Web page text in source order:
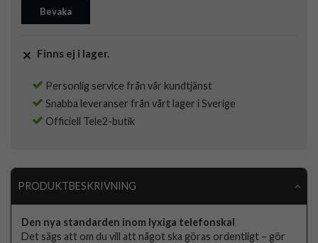
Bevaka
Finns ej i lager.
Personlig service från vår kundtjänst
Snabba leveranser från vårt lager i Sverige
Officiell Tele2-butik
PRODUKTBESKRIVNING
Den nya standarden inom lyxiga telefonskal
Det sägs att om du vill att något ska göras ordentligt – gör